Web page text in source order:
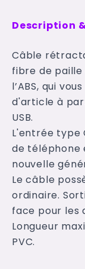
Description
Câble
fibre de paille
l’ABS, qui
d'article à
USB.
L'entrée type
de téléphone
nouvelle
Le câble
ordinaire.
face pour les
Longueur
PVC.